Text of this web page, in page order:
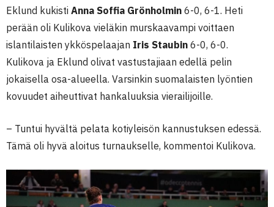
Eklund kukisti Anna Soffia Grönholmin 6-0, 6-1. Heti
perään oli Kulikova vieläkin murskaavampi voittaen
islantilaisten ykköspelaajan Iris Staubin 6-0, 6-0.
Kulikova ja Eklund olivat vastustajiaan edellä pelin
jokaisella osa-alueella. Varsinkin suomalaisten lyöntien
kovuudet aiheuttivat hankaluuksia vierailijoille.
– Tuntui hyvältä pelata kotiyleisön kannustuksen edessä.
Tämä oli hyvä aloitus turnaukselle, kommentoi Kulikova.